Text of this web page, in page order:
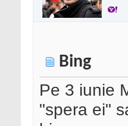
Bing
Pe 3 iunie
"spera ei"